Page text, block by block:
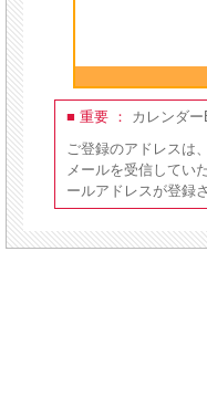
■ 重要 ：
カレンダ
ご登録のアドレスは
メールを受信してい
ールアドレスが登録